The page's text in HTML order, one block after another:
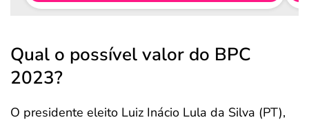
Qual o possível valor do BPC
2023?
O presidente eleito Luiz Inácio Lula da Silva (PT),